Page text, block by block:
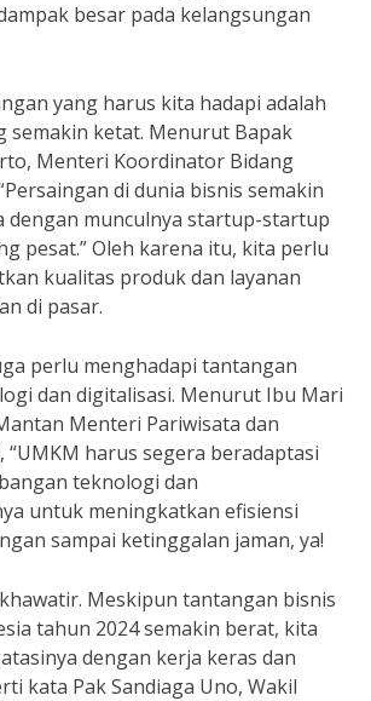
besar pada kelangsungan
yang harus kita hadapi adalah
semakin ketat. Menurut Bapak
Menteri Koordinator Bidang
di dunia bisnis semakin
dengan munculnya startup-startup
pesat.” Oleh karena itu, kita perlu
kualitas produk dan layanan
di pasar.
perlu menghadapi tantangan
dan digitalisasi. Menurut Ibu Mari
Menteri Pariwisata dan
“UMKM harus segera beradaptasi
teknologi dan
untuk meningkatkan efisiensi
sampai ketinggalan jaman, ya!
Meskipun tantangan bisnis
tahun 2024 semakin berat, kita
dengan kerja keras dan
kata Pak Sandiaga Uno, Wakil